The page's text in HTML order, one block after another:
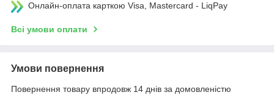
Онлайн-оплата карткою Visa, Mastercard - LiqPay
Всі умови оплати
Умови повернення
Повернення товару впродовж 14 днів за домовленістю